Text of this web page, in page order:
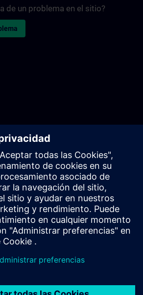
de un problema en el sitio?